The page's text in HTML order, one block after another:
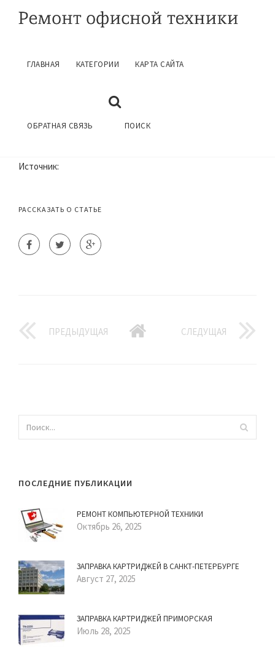
ГЛАВНАЯ КАТЕГОРИИ КАРТА САЙТА
ОБРАТНАЯ СВЯЗЬ ПОИСК
ФИРМА ПО РЕМОНТУ КОМПЬЮТЕРОВ
Источник:
РАССКАЗАТЬ О СТАТЬЕ
ПРЕДЫДУЩАЯ СЛЕДУЩАЯ
ПОСЛЕДНИЕ ПУБЛИКАЦИИ
РЕМОНТ КОМПЬЮТЕРНОЙ ТЕХНИКИ
Октябрь 26, 2025
ЗАПРАВКА КАРТРИДЖЕЙ В САНКТ-ПЕТЕРБУРГЕ
Август 27, 2025
ЗАПРАВКА КАРТРИДЖЕЙ ПРИМОРСКАЯ
Июль 28, 2025